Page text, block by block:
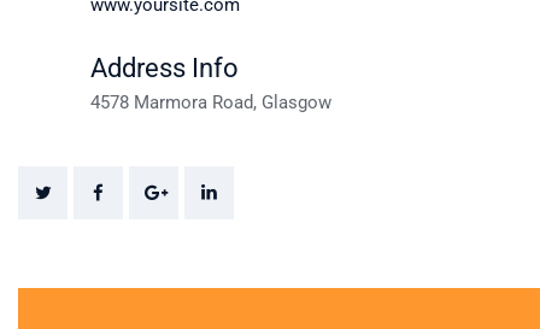
www.yoursite.com
Address Info
4578 Marmora Road, Glasgow